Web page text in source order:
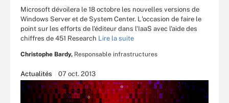
Microsoft dévoilera le 18 octobre les nouvelles versions de
Windows Server et de System Center. L'occasion de faire le
point sur les efforts de l'éditeur dans l'IaaS avec l'aide des
chiffres de 451 Research Lire la suite
Christophe Bardy, Responsable infrastructures
Actualités 07 oct. 2013